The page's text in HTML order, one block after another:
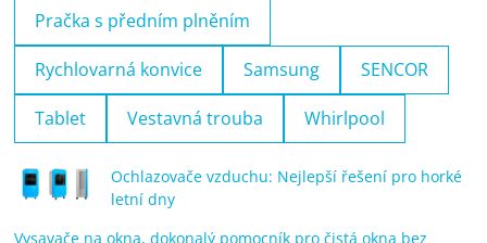
Pračka s předním plněním
Rychlovarná konvice Samsung SENCOR
Tablet Vestavná trouba Whirlpool
Ochlazovače vzduchu: Nejlepší řešení pro horké
letní dny
Vysavače na okna, dokonalý pomocník pro čistá okna bez